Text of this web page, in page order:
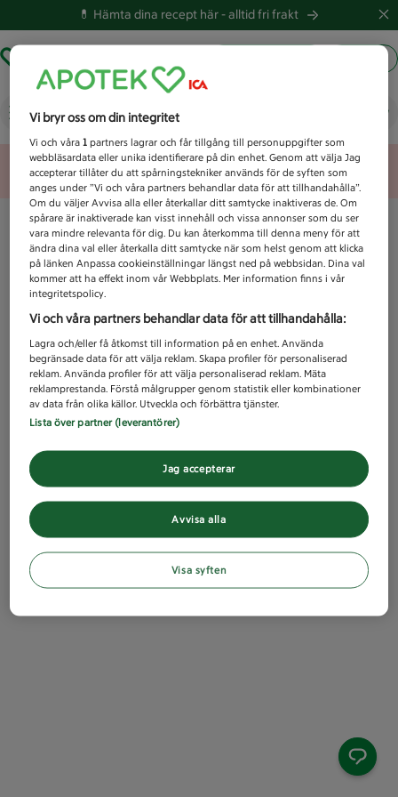
💊 Hämta dina recept här -alltid fri frakt
Vad letar du efter idag?
Unknown error
Vi bryr oss om din integritet
Vi och våra1 partners lagrar och får tillgång till personuppgifter som
webbläsardata eller unika identifierare på din enhet. Genom att välja Jag
accepterar tillåter du att spårningstekniker används för de syften som
anges under ”Vi och våra partners behandlar data för att tillhandahålla”.
Om du väljer Avvisa alla eller återkallar ditt samtycke inaktiveras de. Om
spårare är inaktiverade kan visst innehåll och vissa annonser som du ser
vara mindre relevanta för dig. Du kan återkomma till denna meny för att
ändra dina val eller återkalla ditt samtycke när som helst genom att klicka
på länken Anpassa cookieinställningar längst ned på webbsidan. Dina val
kommer att ha effekt inom vår Webbplats. Mer information finns i vår
integritetspolicy.
Vi och våra partners behandlar data för att tillhandahålla:
Lagra och/eller få åtkomst till information på en enhet. Använda
begränsade data för att välja reklam. Skapa profiler för personaliserad
reklam. Använda profiler för att välja personaliserad reklam. Mäta
reklamprestanda. Förstå målgrupper genom statistik eller kombinationer
av data från olika källor. Utveckla och förbättra tjänster.
Lista över partner (leverantörer)
Avvisa alla
Jag accepterar
Visa syften